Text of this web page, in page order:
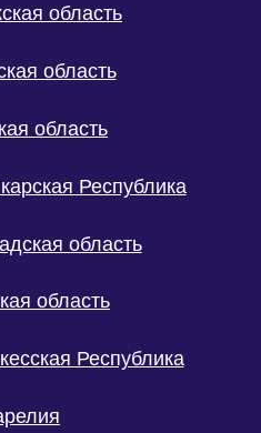
область
область
область
Республика
область
область
Республика